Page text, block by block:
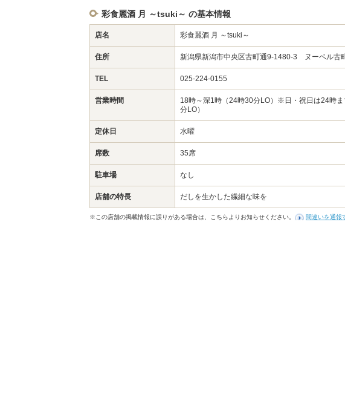
彩食麗酒 月 ～tsuki～ の基本情報
店名 彩食麗酒 月 ～tsuki～
住所 新潟県新潟市中央区古町通9-1480-3 ヌーベル古
TEL 025-224-0155
営業時間
18時～深1時（24時30分LO）※日・祝日は24時
分LO）
定休日 水曜
席数 35席
駐車場 なし
店舗の特長 だしを生かした繊細な味を
※この店舗の掲載情報に誤りがある場合は、こちらよりお知らせください。 間違いを通報